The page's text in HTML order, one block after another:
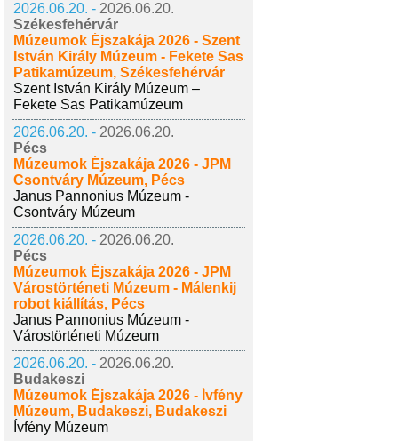
2026.06.20. - 2026.06.20.
Székesfehérvár
Múzeumok Éjszakája 2026 - Szent
István Király Múzeum - Fekete Sas
Patikamúzeum, Székesfehérvár
Szent István Király Múzeum –
Fekete Sas Patikamúzeum
2026.06.20. - 2026.06.20.
Pécs
Múzeumok Éjszakája 2026 - JPM
Csontváry Múzeum, Pécs
Janus Pannonius Múzeum -
Csontváry Múzeum
2026.06.20. - 2026.06.20.
Pécs
Múzeumok Éjszakája 2026 - JPM
Várostörténeti Múzeum - Málenkij
robot kiállítás, Pécs
Janus Pannonius Múzeum -
Várostörténeti Múzeum
2026.06.20. - 2026.06.20.
Budakeszi
Múzeumok Éjszakája 2026 - Ívfény
Múzeum, Budakeszi, Budakeszi
Ívfény Múzeum